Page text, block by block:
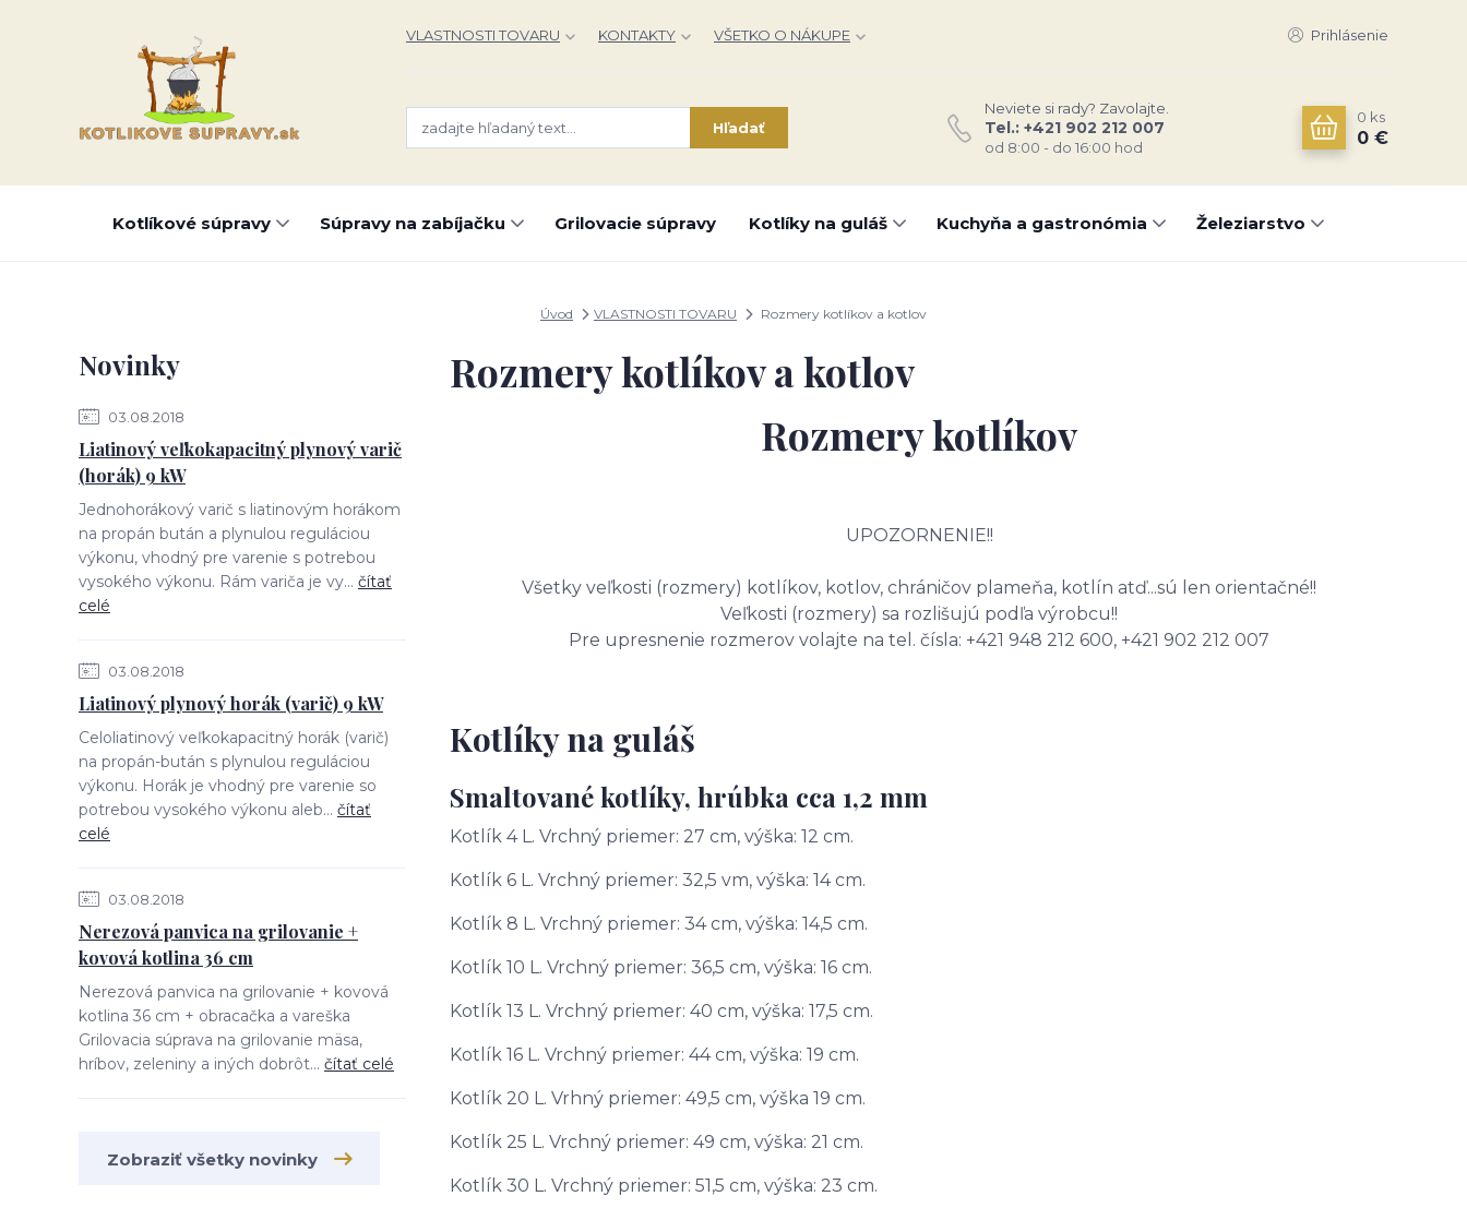
VLASTNOSTI TOVARU KONTAKTY VŠETKO O NÁKUPE Prihlásenie
Hľadať
Neviete si rady? Zavolajte.
Tel.: +421 902 212 007
od 8:00 - do 16:00 hod
0 ks
0 €
Kotlíkové súpravy Súpravy na zabíjačku Grilovacie súpravy Kotlíky na guláš Kuchyňa a gastronómia Železiarstvo
Úvod VLASTNOSTI TOVARU Rozmery kotlíkov a kotlov
Novinky
03.08.2018
Liatinový veľkokapacitný plynový varič
(horák) 9 kW
Jednohorákový varič s liatinovým horákom
na propán bután a plynulou reguláciou
výkonu, vhodný pre varenie s potrebou
vysokého výkonu. Rám variča je vy... čítať
celé
03.08.2018
Liatinový plynový horák (varič) 9 kW
Celoliatinový veľkokapacitný horák (varič)
na propán-bután s plynulou reguláciou
výkonu. Horák je vhodný pre varenie so
potrebou vysokého výkonu aleb... čítať
celé
03.08.2018
Nerezová panvica na grilovanie +
kovová kotlina 36 cm
Nerezová panvica na grilovanie + kovová
kotlina 36 cm + obracačka a vareška
Grilovacia súprava na grilovanie mäsa,
hríbov, zeleniny a iných dobrôt... čítať celé
Zobraziť všetky novinky
Rozmery kotlíkov a kotlov
Rozmery kotlíkov
UPOZORNENIE!!
Všetky veľkosti (rozmery) kotlíkov, kotlov, chráničov plameňa, kotlín atď...sú len orientačné!!
Veľkosti (rozmery) sa rozlišujú podľa výrobcu!!
Pre upresnenie rozmerov volajte na tel. čísla: +421 948 212 600, +421 902 212 007
Kotlíky na guláš
Smaltované kotlíky, hrúbka cca 1,2 mm
Kotlík 4 L. Vrchný priemer: 27 cm, výška: 12 cm.
Kotlík 6 L. Vrchný priemer: 32,5 vm, výška: 14 cm.
Kotlík 8 L. Vrchný priemer: 34 cm, výška: 14,5 cm.
Kotlík 10 L. Vrchný priemer: 36,5 cm, výška: 16 cm.
Kotlík 13 L. Vrchný priemer: 40 cm, výška: 17,5 cm.
Kotlík 16 L. Vrchný priemer: 44 cm, výška: 19 cm.
Kotlík 20 L. Vrhný priemer: 49,5 cm, výška 19 cm.
Kotlík 25 L. Vrchný priemer: 49 cm, výška: 21 cm.
Kotlík 30 L. Vrchný priemer: 51,5 cm, výška: 23 cm.